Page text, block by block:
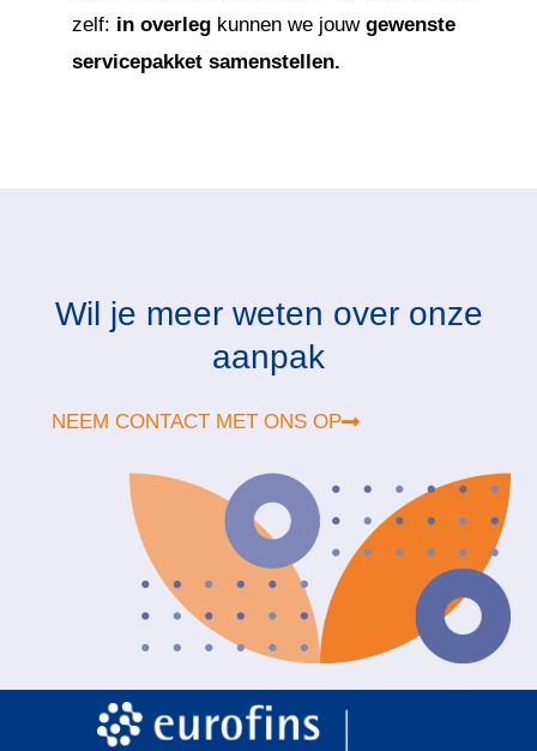
zelf: in overleg kunnen we jouw gewenste
servicepakket samenstellen.
Wil je meer weten over onze
aanpak
NEEM CONTACT MET ONS OP